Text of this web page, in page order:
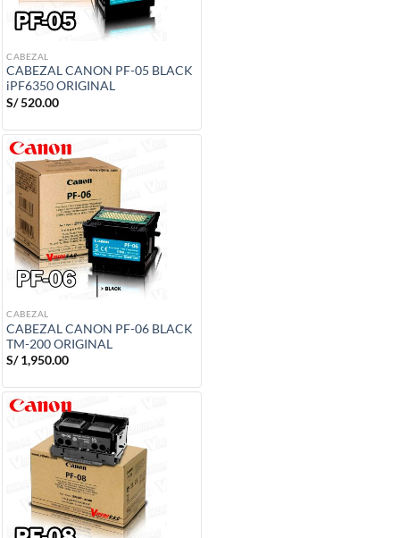
CABEZAL
CABEZAL CANON PF-05 BLACK
iPF6350 ORIGINAL
S/520.00
CABEZAL
CABEZAL CANON PF-06 BLACK
TM-200 ORIGINAL
S/1,950.00